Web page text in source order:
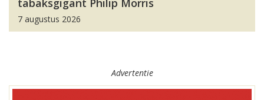
tabaksgigant Philip Morris
7 augustus 2026
Advertentie